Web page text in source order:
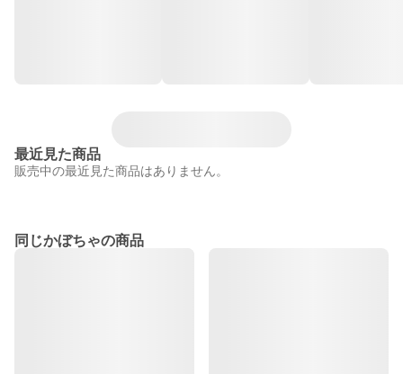
最近見た商品
販売中の最近見た商品はありません。
同じかぼちゃの商品